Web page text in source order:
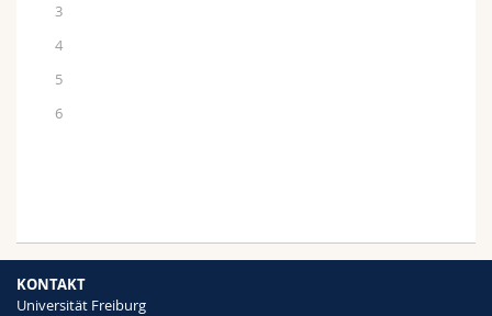
3
4
5
6
KONTAKT
Universität Freiburg